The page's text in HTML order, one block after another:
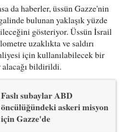
da haberler, üssün Gazze'nin
bulunan yaklaşık yüzde
gösteriyor. Üssün İsrail
uzaklıkta ve saldırı
için kullanılabilecek bir
alacağı bildirildi.
Faslı subaylar ABD
öncülüğündeki askeri misyon
için Gazze'de